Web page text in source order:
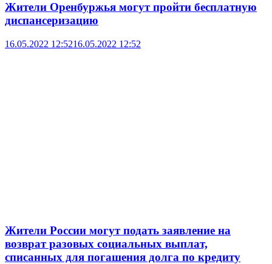
Жители Оренбуржья могут пройти бесплатную
диспансеризацию
16.05.2022 12:5216.05.2022 12:52
Жители России могут подать заявление на
возврат разовых социальных выплат,
списанных для погашения долга по кредиту